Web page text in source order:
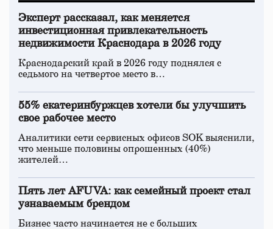
Эксперт рассказал, как меняется
инвестиционная привлекательность
недвижимости Краснодара в 2026 году
Краснодарский край в 2026 году поднялся с
седьмого на четвертое место в…
55% екатеринбуржцев хотели бы улучшить
свое рабочее место
Аналитики сети сервисных офисов SOK выяснили,
что меньше половины опрошенных (40%)
жителей…
Пять лет AFUVA: как семейный проект стал
узнаваемым брендом
Бизнес часто начинается не с больших